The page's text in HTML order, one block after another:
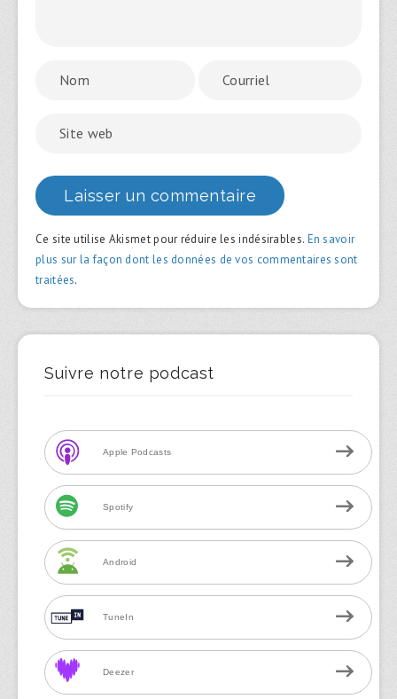
Ce site utilise Akismet pour réduire les indésirables. En savoir
plus sur la façon dont les données de vos commentaires sont
traitées.
Suivre notre podcast
Apple Podcasts
Spotify
Android
TuneIn
Deezer